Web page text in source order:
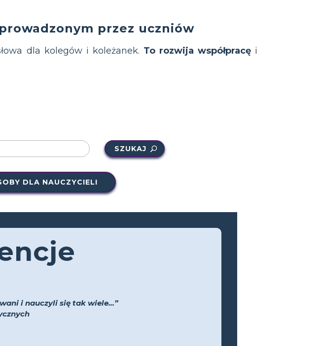
przez uczniów
dla kolegów i koleżanek. To rozwija współpracęi
SZUKAJ
DLA NAUCZYCIELI
i nauczyli się tak wiele...”